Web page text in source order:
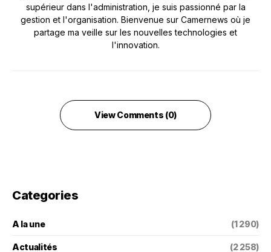
supérieur dans l'administration, je suis passionné par la
gestion et l'organisation. Bienvenue sur Camernews où je
partage ma veille sur les nouvelles technologies et
l'innovation.
View Comments (0)
Categories
A la une (1 290)
Actualités (2 258)